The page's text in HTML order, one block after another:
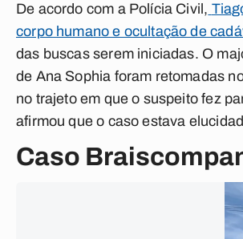
De acordo com a Polícia Civil,
corpo humano e ocultação de
das buscas serem iniciadas. O
de Ana Sophia foram retomadas
no trajeto em que o suspeito fez
afirmou que o caso estava
Caso